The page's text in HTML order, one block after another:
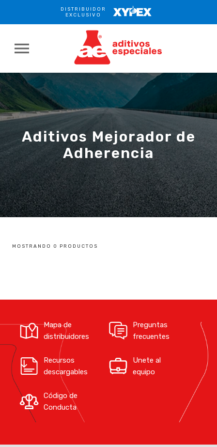
DISTRIBUIDOR
EXCLUSIVO
XYPEX
menu
Aditivos Mejorador de
Adherencia
MOSTRANDO 0 PRODUCTOS
Mapa de
distribuidores
Preguntas
frecuentes
Recursos
descargables
Unete al
equipo
Código de
Conducta